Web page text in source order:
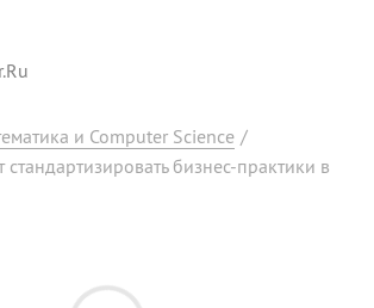
и Computer Science /
бизнес-практики в